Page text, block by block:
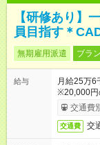
【研修あり】
員目指す＊
無期雇用派遣 ブラ
給与
月給25万6
※20,000円
て加給・
円の継続手
交通費
交通費 交